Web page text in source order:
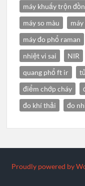
máy khuấy trộn
máy so màu
máy
máy đo phổ raman
nhiệt vi sai
NIR
quang phổ ft ir
điểm chớp cháy
đo khí thải
đo
Proudly powered by